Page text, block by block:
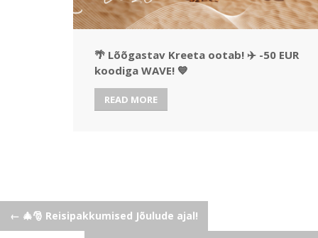
🌴 Lõõgastav Kreeta ootab! ✈️ -50 EUR
koodiga WAVE! 💙
READ MORE
Post
← 🎄🎅 Reisipakkumised Jõulude ajal!